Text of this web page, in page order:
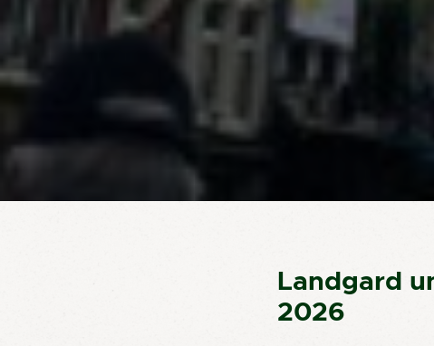
Landgard
2026